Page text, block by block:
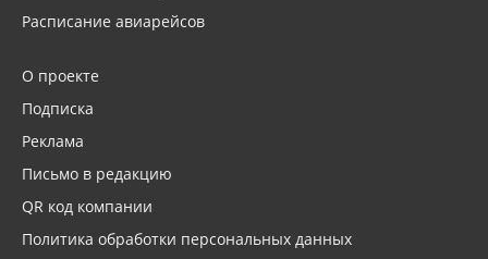
Расписание авиарейсов
О проекте
Подписка
Реклама
Письмо в редакцию
QR код компании
Политика обработки персональных данных